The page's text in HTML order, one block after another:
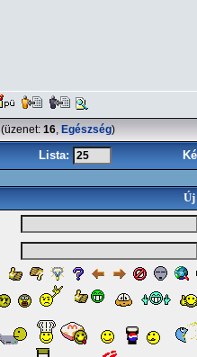
(üzenet: 16, Egészség)
Lista:
Új